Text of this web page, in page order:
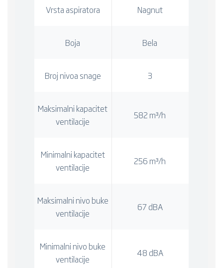
Vrsta aspiratora Nagnut
Boja Bela
Broj nivoa snage 3
Maksimalni kapacitet
ventilacije
582 m³/h
Minimalni kapacitet
ventilacije
256 m³/h
Maksimalni nivo buke
ventilacije
67 dBA
Minimalni nivo buke
ventilacije
48 dBA